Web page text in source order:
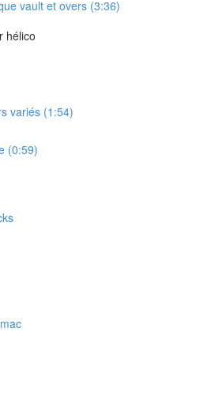
vault et overs (3:36)
hélico
variés (1:54)
(0:59)